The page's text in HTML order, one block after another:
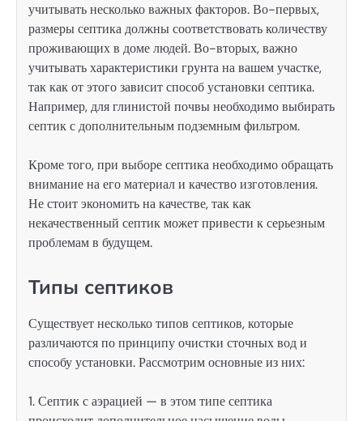
учитывать несколько важных факторов. Во-первых,
размеры септика должны соответствовать количеству
проживающих в доме людей. Во-вторых, важно
учитывать характеристики грунта на вашем участке,
так как от этого зависит способ установки септика.
Например, для глинистой почвы необходимо выбирать
септик с дополнительным подземным фильтром.
Кроме того, при выборе септика необходимо обращать
внимание на его материал и качество изготовления.
Не стоит экономить на качестве, так как
некачественный септик может привести к серьезным
проблемам в будущем.
Типы септиков
Существует несколько типов септиков, которые
различаются по принципу очистки сточных вод и
способу установки. Рассмотрим основные из них:
1. Септик с аэрацией — в этом типе септика